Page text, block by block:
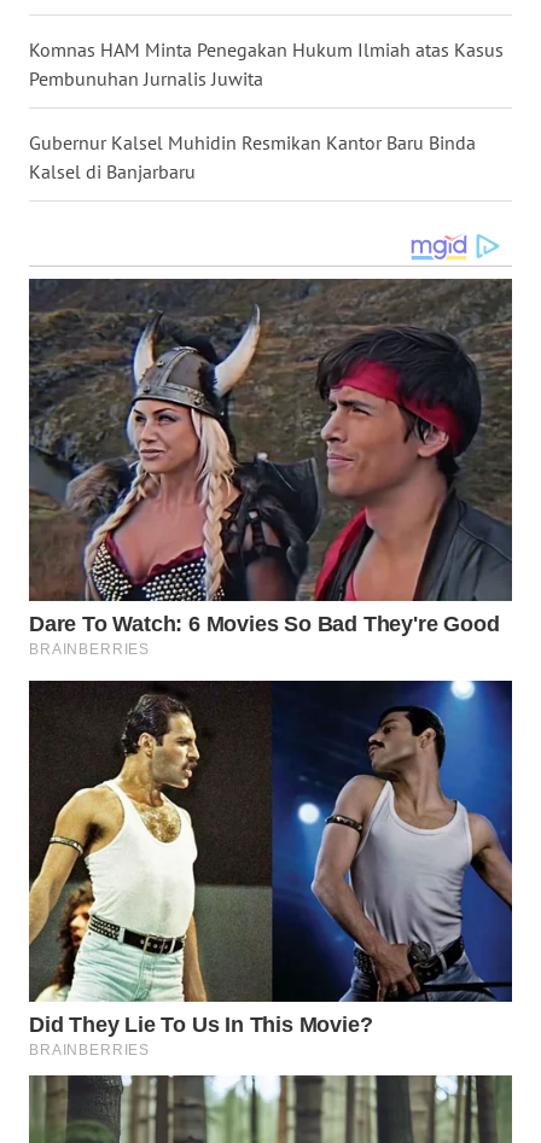
Komnas HAM Minta Penegakan Hukum Ilmiah atas Kasus
Pembunuhan Jurnalis Juwita
Gubernur Kalsel Muhidin Resmikan Kantor Baru Binda
Kalsel di Banjarbaru
WN
MALUKU
WN
MALUT
WN
DANAU
TOBA
WN
NIAS
WN
LANGKAT
WN
TAPANULI
SELATAN
TANJUNG
LESUNG
WN
KARO
WN
SIMALUNGUN
WN
LABUHANBATU
WN
TAPANULI